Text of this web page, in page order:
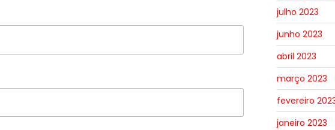
julho 2023
junho 2023
abril 2023
março 2023
fevereiro
janeiro 2023